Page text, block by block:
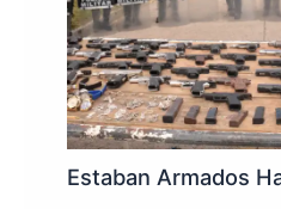
Estaban Armados